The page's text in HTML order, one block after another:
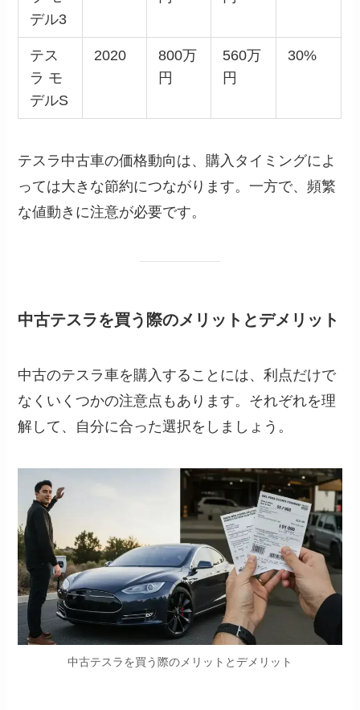
デル3
テス
ラ モ
デルS
2020
800万
円
560万
円
30%
テスラ中古車の価格動向は、購入タイミングによ
っては大きな節約につながります。一方で、頻繁
な値動きに注意が必要です。
中古テスラを買う際のメリットとデメリット
中古のテスラ車を購入することには、利点だけで
なくいくつかの注意点もあります。それぞれを理
解して、自分に合った選択をしましょう。
中古テスラを買う際のメリットとデメリット